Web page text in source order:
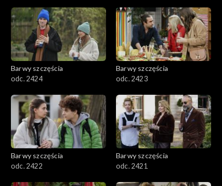
Barwy szczęścia
odc. 2424
Barwy szczęścia
odc. 2423
Barwy szczęścia
odc. 2422
Barwy szczęścia
odc. 2421